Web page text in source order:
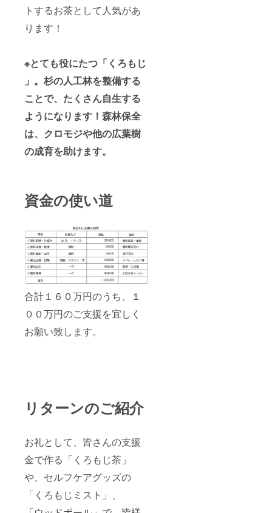
トするお茶として人気があ
ります！
※とても役にたつ「くろもじ
」。杉の人工林を整備する
ことで、たくさん自生する
ようになります！森林保全
は、クロモジや他の広葉樹
の成育を助けます。
資金の使い道
合計１６０万円のうち、１
００万円のご支援を宜しく
お願い致します。
リターンのご紹介
お礼として、皆さんの支援
金で作る「くろもじ茶」
や、セルフケアグッズの
「くろもじミスト」、